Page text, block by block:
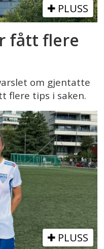
PLUSS
fått flere
om gjentatte
flere tips i saken.
PLUSS